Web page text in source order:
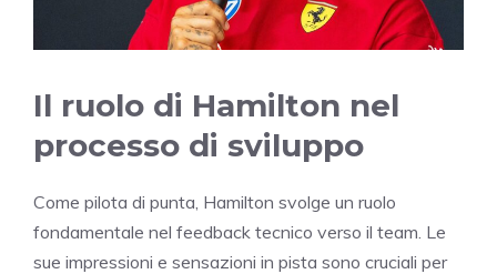
Il ruolo di Hamilton nel
processo di sviluppo
Come pilota di punta, Hamilton svolge un ruolo
fondamentale nel feedback tecnico verso il team. Le
sue impressioni e sensazioni in pista sono cruciali per